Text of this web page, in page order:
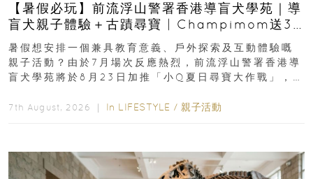
【暑假必玩】前流浮山警署香港導盲犬學苑｜導
盲犬親子體驗＋古蹟尋寶 | Champimom送3
組免費名額
暑假想安排一個兼具教育意義、戶外探索及互動體驗嘅
親子活動？由於7月場次反應熱烈，前流浮山警署香港導
盲犬學苑將於8月23日加推「小Q夏日尋寶大作戰」，家
7th August, 2026 ｜ In LIFESTYLE / 親子活動